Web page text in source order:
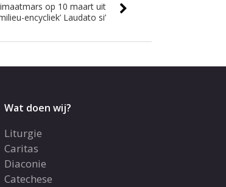
op 10 maart uit
encycliek’ Laudato si’
Wat doen wij?
Liturgie
Caritas
Diaconie
Catechese